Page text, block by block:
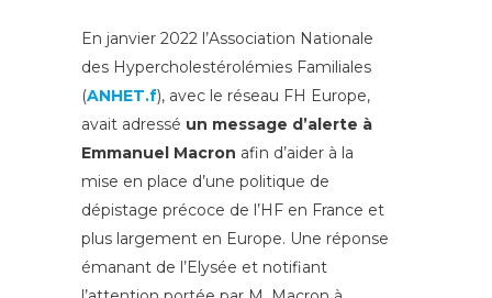
En janvier 2022 l’Association Nationale
des Hypercholestérolémies Familiales
(ANHET.f), avec le réseau FH Europe,
avait adressé un message d’alerte à
Emmanuel Macron afin d’aider à la
mise en place d’une politique de
dépistage précoce de l’HF en France et
plus largement en Europe. Une réponse
émanant de l’Elysée et notifiant